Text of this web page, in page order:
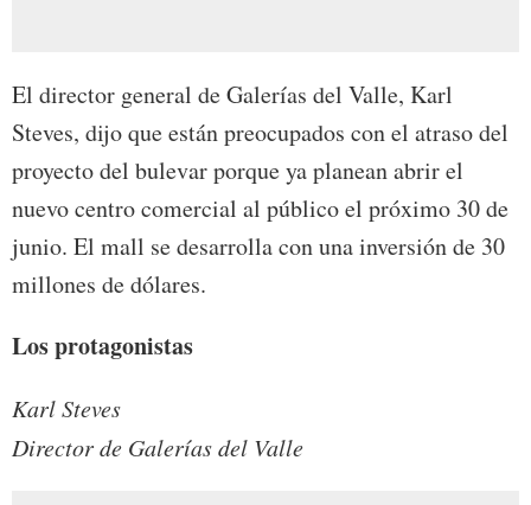
El director general de Galerías del Valle, Karl
Steves, dijo que están preocupados con el atraso del
proyecto del bulevar porque ya planean abrir el
nuevo centro comercial al público el próximo 30 de
junio. El mall se desarrolla con una inversión de 30
millones de dólares.
Los protagonistas
Karl Steves
Director de Galerías del Valle